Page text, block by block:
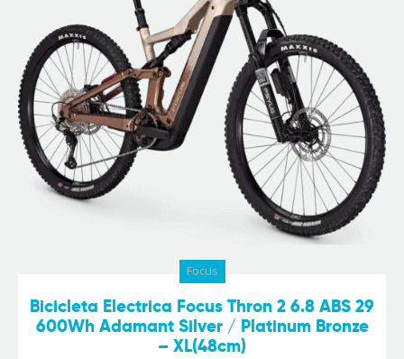
Focus
Bicicleta Electrica Focus Thron 2 6.8 ABS 29
600Wh Adamant Silver / Platinum Bronze
– XL(48cm)